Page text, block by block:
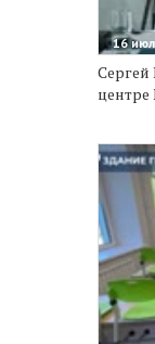
16
Сергей
центре